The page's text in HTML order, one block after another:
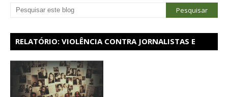
RELATÓRIO: VIOLÊNCIA CONTRA JORNALISTAS E